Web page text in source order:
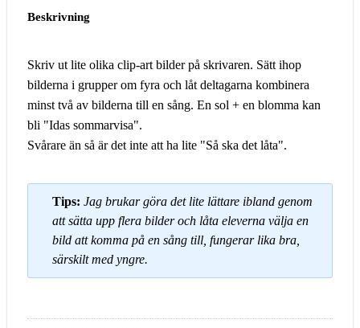
Beskrivning
Skriv ut lite olika clip-art bilder på skrivaren. Sätt ihop
bilderna i grupper om fyra och låt deltagarna kombinera
minst två av bilderna till en sång. En sol + en blomma kan
bli "Idas sommarvisa".
Svårare än så är det inte att ha lite "Så ska det låta".
Tips: Jag brukar göra det lite lättare ibland genom
att sätta upp flera bilder och låta eleverna välja en
bild att komma på en sång till, fungerar lika bra,
särskilt med yngre.